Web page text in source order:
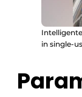
in single-